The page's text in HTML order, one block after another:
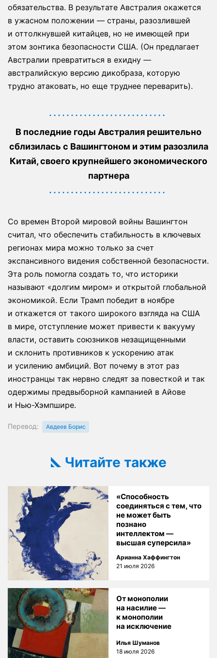
обязательства. В результате Австралия окажется
в ужасном положении — страны, разозлившей
и оттолкнувшей китайцев, но не имеющей при
этом зонтика безопасности США. (Он предлагает
Австралии превратиться в ехидну —
австралийскую версию дикобраза, которую
трудно атаковать, но еще труднее переварить).
В последние годы Австралия решительно
сблизилась с Вашингтоном и этим разозлила
Китай, своего крупнейшего экономического
партнера
Со времен Второй мировой войны Вашингтон
считал, что обеспечить стабильность в ключевых
регионах мира можно только за счет
экспансивного видения собственной безопасности.
Эта роль помогла создать то, что историки
называют «долгим миром» и открытой глобальной
экономикой. Если Трамп победит в ноябре
и откажется от такого широкого взгляда на США
в мире, отступление может привести к вакууму
власти, оставить союзников незащищенными
и склонить противников к ускорению атак
и усилению амбиций. Вот почему в этот раз
иностранцы так нервно следят за повесткой и так
одержимы предвыборной кампанией в Айове
и Нью-Хэмпшире.
Перевод: Авдеев Борис
Читайте также
«Способность
соединяться с тем, что
не может быть
познано
интеллектом —
высшая суперсила»
Арианна Хаффингтон
21 июля 2026
От монополии
на насилие —
к монополии
на исключение
Илья Шуманов
18 июля 2026